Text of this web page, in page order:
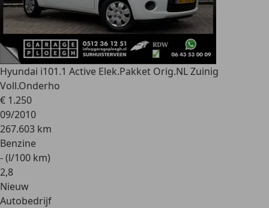
Hyundai i101.1 Active Elek.Pakket Orig.NL Zuinig
Voll.Onderho
€ 1.250
09/2010
267.603 km
Benzine
- (l/100 km)
2,8
Nieuw
Autobedrijf